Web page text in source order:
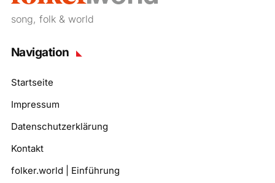
song, folk & world
Navigation
Startseite
Impressum
Datenschutzerklärung
Kontakt
folker.world | Einführung